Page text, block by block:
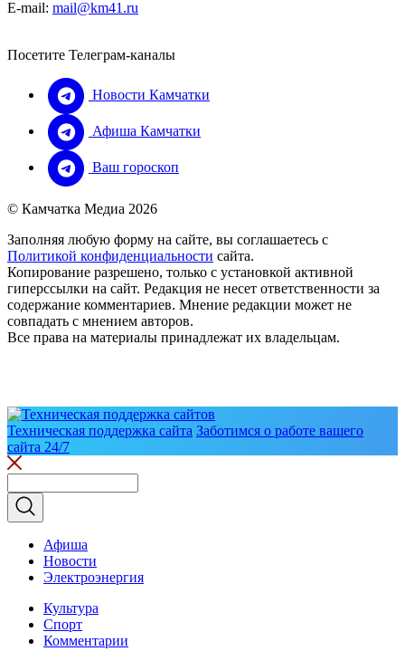
E-mail: mail@km41.ru
Посетите Телеграм-каналы
Новости Камчатки
Афиша Камчатки
Ваш гороскоп
© Камчатка Медиа 2026
Заполняя любую форму на сайте, вы соглашаетесь с
Политикой конфиденциальности сайта.
Копирование разрешено, только с установкой активной
гиперссылки на сайт. Редакция не несет ответственности за
содержание комментариев. Мнение редакции может не
совпадать с мнением авторов.
Все права на материалы принадлежат их владельцам.
Техническая поддержка сайта Заботимся о работе вашего
сайта 24/7
Афиша
Новости
Электроэнергия
Культура
Спорт
Комментарии